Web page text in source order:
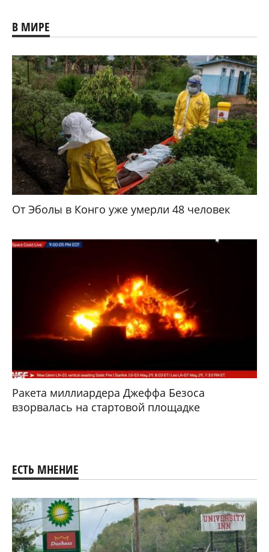
В МИРЕ
От Эболы в Конго уже умерли 48 человек
Ракета миллиардера Джеффа Безоса
взорвалась на стартовой площадке
ЕСТЬ МНЕНИЕ